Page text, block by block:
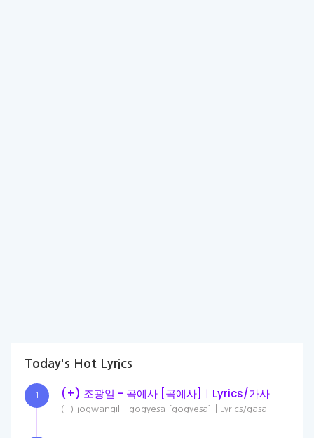
Today's Hot Lyrics
1 (+) 조광일 - 곡예사 [곡예사]ㅣLyrics/가사
(+) jogwangil - gogyesa [gogyesa]ㅣLyrics/gasa